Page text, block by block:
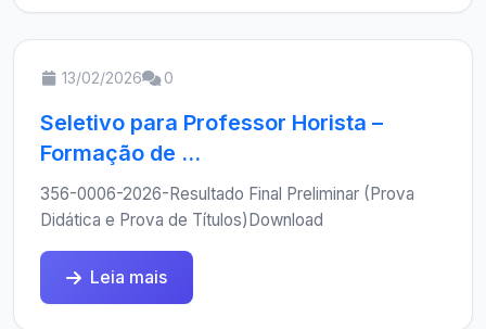
13/02/2026 0
Seletivo para Professor Horista –
Formação de ...
356-0006-2026-Resultado Final Preliminar (Prova
Didática e Prova de Títulos)Download
Leia mais